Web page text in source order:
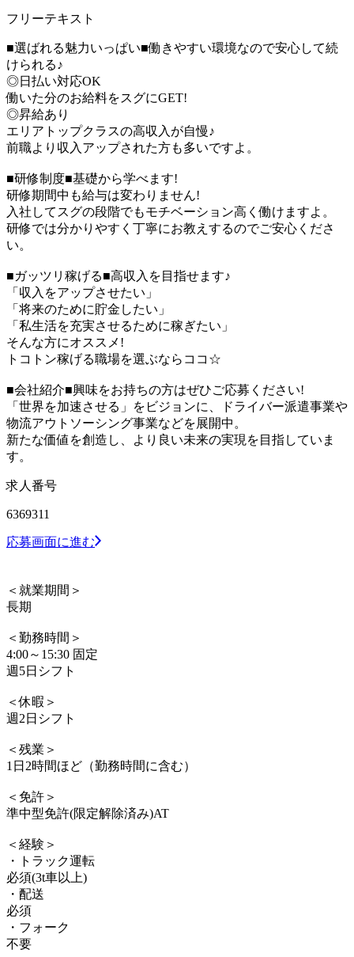
フリーテキスト
■選ばれる魅力いっぱい■働きやすい環境なので安心して続
けられる♪
◎日払い対応OK
働いた分のお給料をスグにGET!
◎昇給あり
エリアトップクラスの高収入が自慢♪
前職より収入アップされた方も多いですよ。
■研修制度■基礎から学べます!
研修期間中も給与は変わりません!
入社してスグの段階でもモチベーション高く働けますよ。
研修では分かりやすく丁寧にお教えするのでご安心くださ
い。
■ガッツリ稼げる■高収入を目指せます♪
「収入をアップさせたい」
「将来のために貯金したい」
「私生活を充実させるために稼ぎたい」
そんな方にオススメ!
トコトン稼げる職場を選ぶならココ☆
■会社紹介■興味をお持ちの方はぜひご応募ください!
「世界を加速させる」をビジョンに、ドライバー派遣事業や
物流アウトソーシング事業などを展開中。
新たな価値を創造し、より良い未来の実現を目指していま
す。
求人番号
6369311
応募画面に進む
＜就業期間＞
長期
＜勤務時間＞
4:00～15:30 固定
週5日シフト
＜休暇＞
週2日シフト
＜残業＞
1日2時間ほど（勤務時間に含む）
＜免許＞
準中型免許(限定解除済み)AT
＜経験＞
・トラック運転
必須(3t車以上)
・配送
必須
・フォーク
不要